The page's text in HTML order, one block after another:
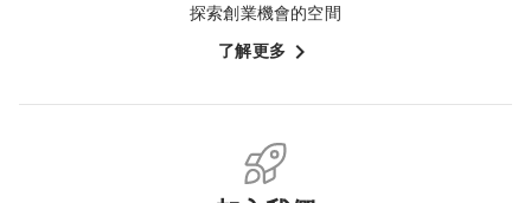
探索創業機會的空間
了解更多